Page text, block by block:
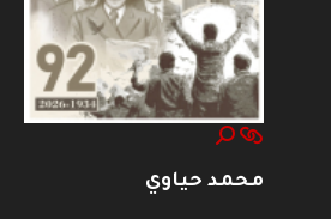
محمد حياوي